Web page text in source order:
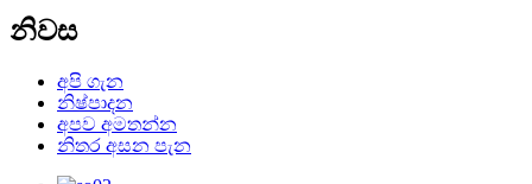
නිවස
අපි ගැන
නිෂ්පාදන
අපව අමතන්න
නිතර අසන පැන